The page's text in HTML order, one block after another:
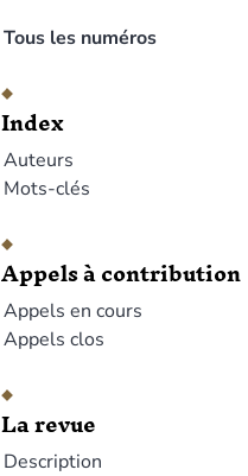
Tous les numéros
Index
Auteurs
Mots-clés
Appels à contribution
Appels en cours
Appels clos
La revue
Description